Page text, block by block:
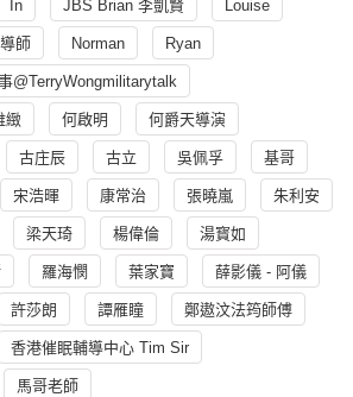
In JBS Brian 李凱賢 Louise
師 Norman Ryan
@TerryWongmilitarytalk
緻 何啟明 何爵天導演
古庄辰 古立 吳佩孚 基哥
宋浩暉 康常治 張曉嵐 朱利安
梁天琦 楊偉倫 湯寳如
羅海憫 葉家寶 薛影儀 - 阿儀
許莎朗 譚雁瞳 鄭遨汶法筠師傅
香港催眠輔導中心 Tim Sir
馬哥老師